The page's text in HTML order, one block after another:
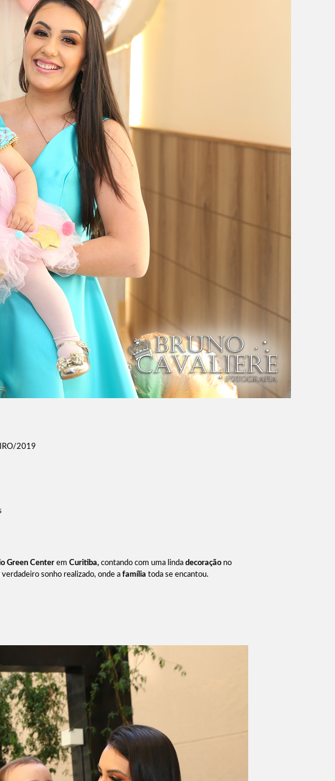
2019
Green Center em Curitiba, contando com uma linda decoração no
verdadeiro sonho realizado, onde a família toda se encantou.